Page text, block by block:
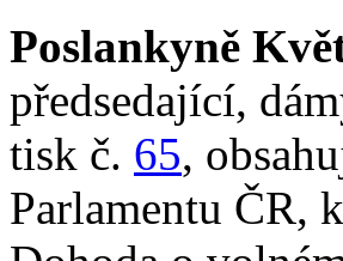
Poslankyně
předsedající,
tisk č. 65,
Parlamentu ČR,